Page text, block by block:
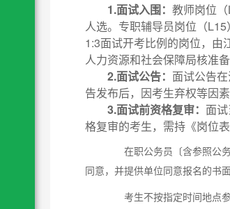
1.面试入围： 教师岗位
人选。专职辅导员岗位（
1:3面试开考比例的岗位，由
人力资源和社会保障局核准备
2.面试公告： 面试公告
告发布后，因考生弃权等因
3.面试前资格复审： 面
格复审的考生，需持《岗位
在职公务员〔含参照公务
同意，并提供单位同意报名的书
考生不按指定时间地点参